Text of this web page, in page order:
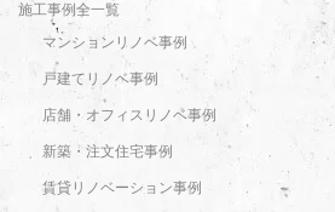
施工事例全一覧
マンションリノベ事例
戸建てリノベ事例
店舗・オフィスリノベ事例
新築・注文住宅事例
賃貸リノベーション事例